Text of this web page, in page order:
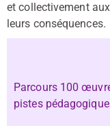
et collectivement
leurs conséquences.
Parcours 100
pistes